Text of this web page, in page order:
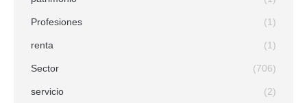
Profesiones (1)
renta (1)
Sector (706)
servicio (2)